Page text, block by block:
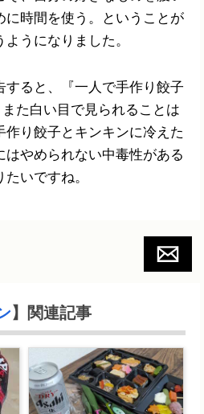
に時間を使う。ということが
うになりました。
ると、『一人で手作り餃子
た白い目で見られることは
作り餃子とキンキンに冷えた
はやめられない中毒性がある
いですね。
】関連記事